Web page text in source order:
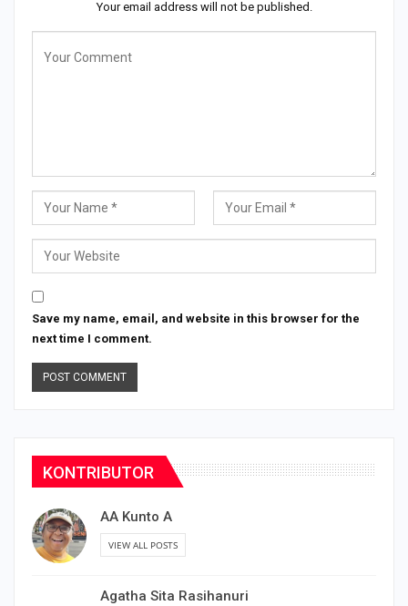
Your email address will not be published.
Save my name, email, and website in this browser for the
next time I comment.
KONTRIBUTOR
AA Kunto A
VIEW ALL POSTS
Agatha Sita Rasihanuri